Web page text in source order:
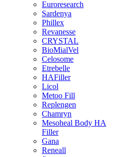
Euroresearch
Sardenya
Phillex
Revanesse
CRYSTAL
BioMialVel
Celosome
Etrebelle
HAFiller
Licol
Metoo Fill
Replengen
Chamryn
Mesoheal Body HA
Filler
Gana
Reneall